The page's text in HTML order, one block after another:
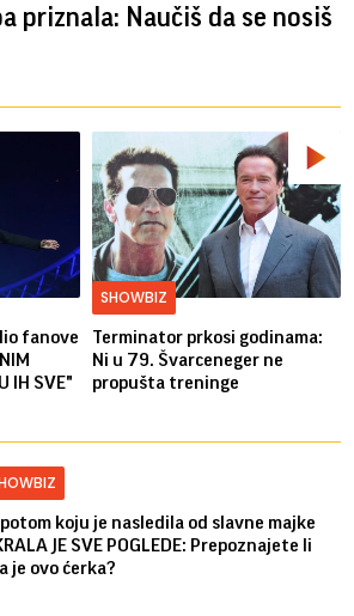
priznala: Naučiš da se nosiš
fanove
IH SVE"
SHOWBIZ
Terminator prkosi godinama:
Ni u 79. Švarceneger ne
propušta treninge
koju je nasledila od slavne majke
JE SVE POGLEDE: Prepoznajete li
je ovo ćerka?